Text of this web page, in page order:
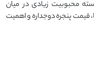
محبوبیت زیادی در میان
قیمت پنجره دوجداره و اهمیت